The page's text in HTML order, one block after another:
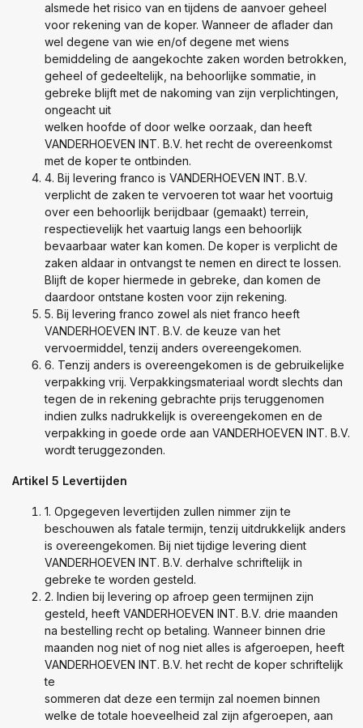
alsmede het risico van en tijdens de aanvoer geheel
voor rekening van de koper. Wanneer de aflader dan
wel degene van wie en/of degene met wiens
bemiddeling de aangekochte zaken worden betrokken,
geheel of gedeeltelijk, na behoorlijke sommatie, in
gebreke blijft met de nakoming van zijn verplichtingen,
ongeacht uit
welken hoofde of door welke oorzaak, dan heeft
VANDERHOEVEN INT. B.V. het recht de overeenkomst
met de koper te ontbinden.
4. Bij levering franco is VANDERHOEVEN INT. B.V.
verplicht de zaken te vervoeren tot waar het voortuig
over een behoorlijk berijdbaar (gemaakt) terrein,
respectievelijk het vaartuig langs een behoorlijk
bevaarbaar water kan komen. De koper is verplicht de
zaken aldaar in ontvangst te nemen en direct te lossen.
Blijft de koper hiermede in gebreke, dan komen de
daardoor ontstane kosten voor zijn rekening.
5. Bij levering franco zowel als niet franco heeft
VANDERHOEVEN INT. B.V. de keuze van het
vervoermiddel, tenzij anders overeengekomen.
6. Tenzij anders is overeengekomen is de gebruikelijke
verpakking vrij. Verpakkingsmateriaal wordt slechts dan
tegen de in rekening gebrachte prijs teruggenomen
indien zulks nadrukkelijk is overeengekomen en de
verpakking in goede orde aan VANDERHOEVEN INT. B.V.
wordt teruggezonden.
Artikel 5 Levertijden
1. Opgegeven levertijden zullen nimmer zijn te
beschouwen als fatale termijn, tenzij uitdrukkelijk anders
is overeengekomen. Bij niet tijdige levering dient
VANDERHOEVEN INT. B.V. derhalve schriftelijk in
gebreke te worden gesteld.
2. Indien bij levering op afroep geen termijnen zijn
gesteld, heeft VANDERHOEVEN INT. B.V. drie maanden
na bestelling recht op betaling. Wanneer binnen drie
maanden nog niet of nog niet alles is afgeroepen, heeft
VANDERHOEVEN INT. B.V. het recht de koper schriftelijk
te
sommeren dat deze een termijn zal noemen binnen
welke de totale hoeveelheid zal zijn afgeroepen, aan